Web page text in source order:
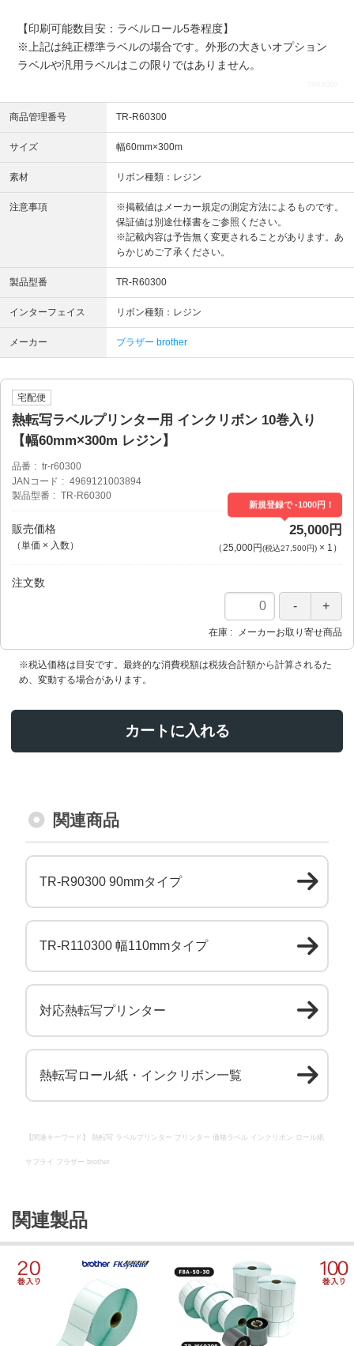
【印刷可能数目安：ラベルロール5巻程度】
※上記は純正標準ラベルの場合です。外形の大きいオプション
ラベルや汎用ラベルはこの限りではありません。
商品管理番号 TR-R60300
サイズ 幅60mm×300m
素材 リボン種類：レジン
注意事項
※掲載値はメーカー規定の測定方法によるものです。
保証値は別途仕様書をご参照ください。
※記載内容は予告無く変更されることがあります。あ
らかじめご了承ください。
製品型番 TR-R60300
インターフェイス リボン種類：レジン
メーカー ブラザー brother
宅配便
熱転写ラベルプリンター用 インクリボン 10巻入り
【幅60mm×300m レジン】
品番
tr-r60300
JANコード
4969121003894
製品型番
TR-R60300
販売価格
（単価 × 入数）
新規登録で -1000円！
25,000円
（25,000円(税込27,500円)× 1 ）
注文数
在庫 メーカーお取り寄せ商品
※税込価格は目安です。最終的な消費税額は税抜合計額から計算されるた
め、変動する場合があります。
カートに入れる
関連商品
TR-R90300 90mmタイプ
TR-R110300 幅110mmタイプ
対応熱転写プリンター
熱転写ロール紙・インクリボン一覧
【関連キーワード】 熱転写 ラベルプリンター プリンター 価格ラベル インクリボン ロール紙
サプライ ブラザー brother
関連製品